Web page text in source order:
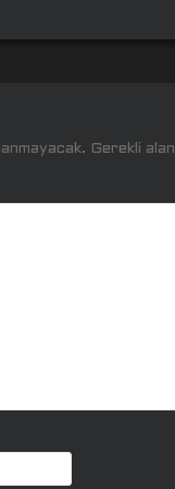
Gerekli